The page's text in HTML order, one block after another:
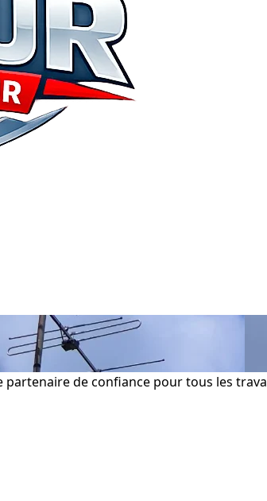
partenaire de confiance pour tous les